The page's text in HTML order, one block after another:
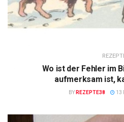
Wo ist der Fehler im
aufmerksam ist,
BY REZEPTE38 13